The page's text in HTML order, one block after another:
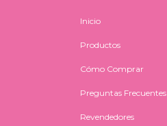
Inicio
Productos
Cómo Comprar
Preguntas Frecuentes
Revendedores